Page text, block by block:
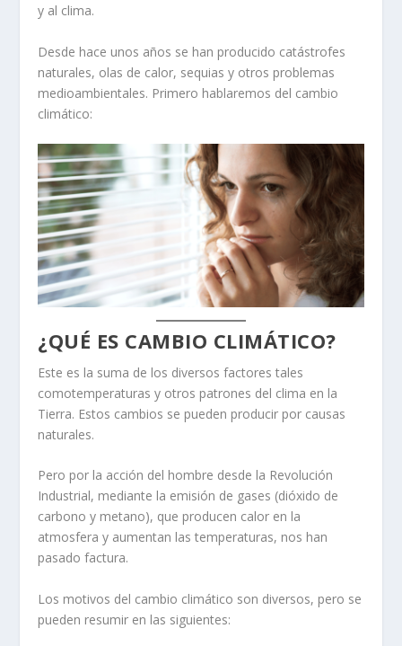
y al clima.
Desde hace unos años se han producido catástrofes
naturales, olas de calor, sequias y otros problemas
medioambientales. Primero hablaremos del cambio
climático:
¿QUÉ ES CAMBIO CLIMÁTICO?
Este es la suma de los diversos factores tales
comotemperaturas y otros patrones del clima en la
Tierra. Estos cambios se pueden producir por causas
naturales.
Pero por la acción del hombre desde la Revolución
Industrial, mediante la emisión de gases (dióxido de
carbono y metano), que producen calor en la
atmosfera y aumentan las temperaturas, nos han
pasado factura.
Los motivos del cambio climático son diversos, pero se
pueden resumir en las siguientes: